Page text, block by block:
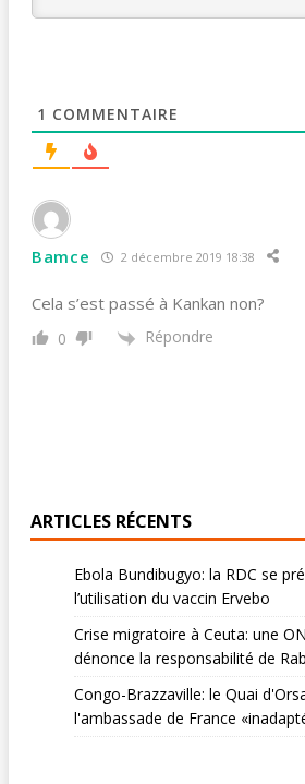
1 COMMENTAIRE
Bamce 2 décembre 2019 18:38
Cela s’est passé à Kankan non?
0 Répondre
ARTICLES RÉCENTS
Ebola Bundibugyo: la RDC se
l’utilisation du vaccin Ervebo
Crise migratoire à Ceuta: une
dénonce la responsabilité de
Congo-Brazzaville: le Quai
l'ambassade de France